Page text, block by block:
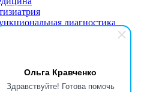
Ольга Кравченко
Здравствуйте! Готова помочь
диагностика
лицевая хирургия
и управление в